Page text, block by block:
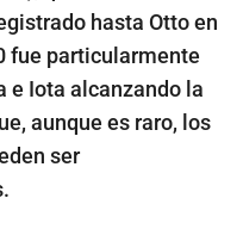
hasta Otto en
fue particularmente
e Iota alcanzando la
aunque es raro, los
ser